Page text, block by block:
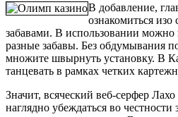
В добавление,
ознакомиться
забавами. В использовании можно
разные забавы. Без обдумывания
множите швырнуть установку. В
танцевать в рамках четких
Значит, всяческий веб-серфер
наглядно убеждаться во